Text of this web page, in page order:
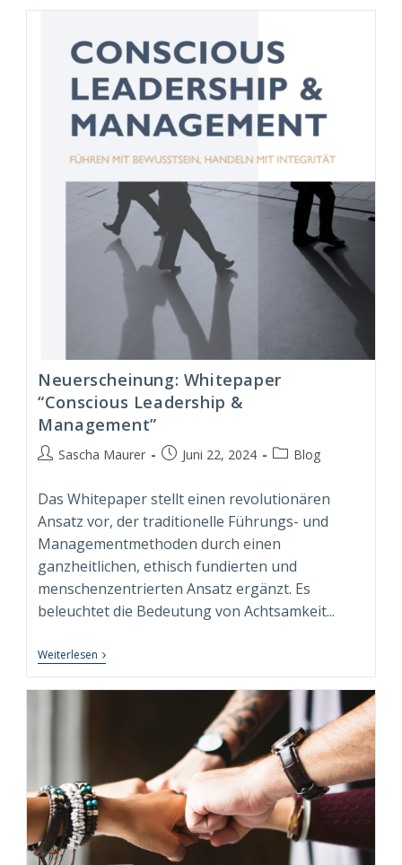
Leadership
&
Management
Modell
(CLM)
Neuerscheinung: Whitepaper
“Conscious Leadership &
Management”
Beitrags-
Sascha Maurer
BeitragJuni 22, 2024
Beitrags-
Blog
Das Whitepaper stellt einen revolutionären
Ansatz vor, der traditionelle Führungs- und
Managementmethoden durch einen
ganzheitlichen, ethisch fundierten und
menschenzentrierten Ansatz ergänzt. Es
beleuchtet die Bedeutung von Achtsamkeit...
Weiterlesen Neuerscheinung:
Whitepaper